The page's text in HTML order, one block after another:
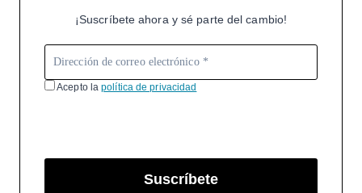
¡Suscríbete ahora y sé parte del cambio!
Acepto lapolítica de privacidad
Suscríbete